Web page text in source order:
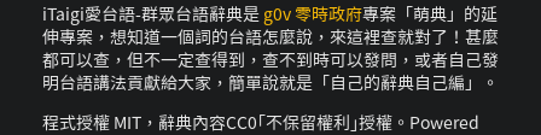
iTaigi愛台語-群眾台語辭典是 g0v 零時政府專案「萌典」的延
伸專案，想知道一個詞的台語怎麼說，來這裡查就對了！甚麼
都可以查，但不一定查得到，查不到時可以發問，或者自己發
明台語講法貢獻給大家，簡單說就是「自己的辭典自己編」。
程式授權 MIT，辭典內容CC0｢不保留權利｣授權。Powered